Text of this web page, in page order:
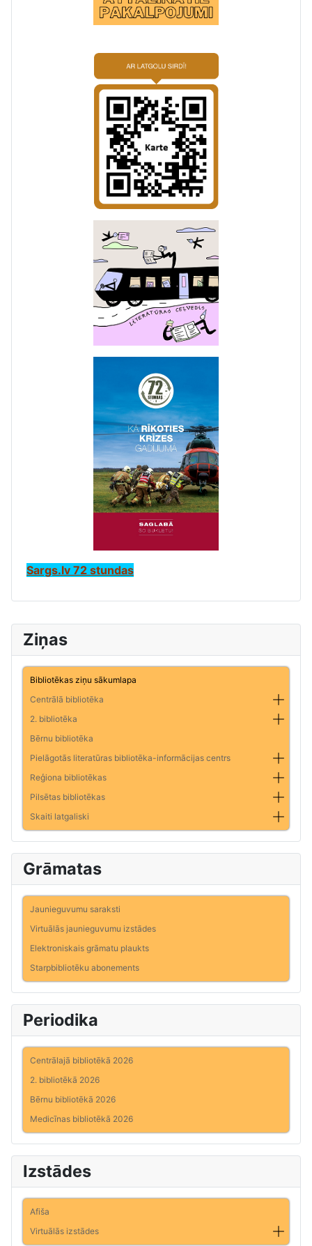
Ziņas
Bibliotēkas ziņu sākumlapa
Centrālā bibliotēka
2. bibliotēka
Bērnu bibliotēka
Pielāgotās literatūras bibliotēka-informācijas centrs
Reģiona bibliotēkas
Pilsētas bibliotēkas
Skaiti latgaliski
Grāmatas
Jaunieguvumu saraksti
Virtuālās jaunieguvumu izstādes
Elektroniskais grāmatu plaukts
Starpbibliotēku abonements
Periodika
Centrālajā bibliotēkā 2026
2. bibliotēkā 2026
Bērnu bibliotēkā 2026
Medicīnas bibliotēkā 2026
Izstādes
Afiša
Virtuālās izstādes
Sargs.lv 72 stundas